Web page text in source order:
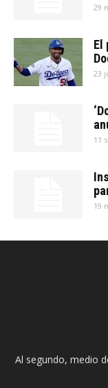
29
El
23
11
19
Al segundo, medio